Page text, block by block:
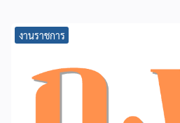
งานราชการ